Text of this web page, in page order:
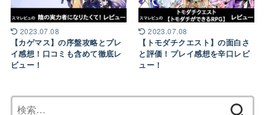
2023.07.08
【カゲマス】の序盤攻略とプレ
イ感想！口コミも含めて徹底レ
ビュー！
2023.07.08
【トモダチクエスト】の面白さ
と評価！プレイ感想を辛口レビ
ュー！